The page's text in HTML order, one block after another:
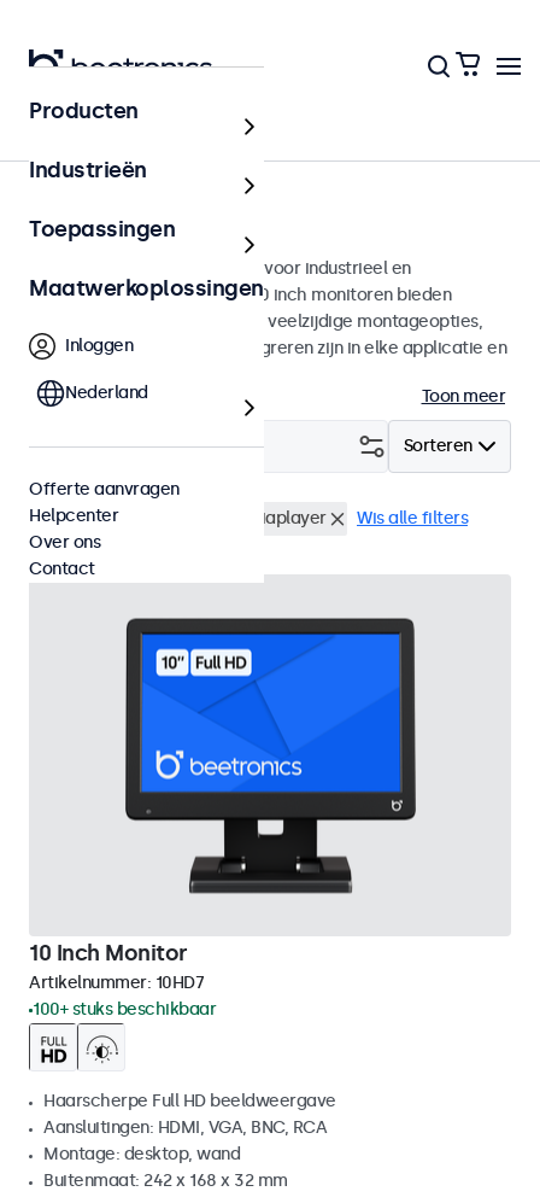
Monitoren
10 inch monitoren
10 inch monitoren ontworpen voor industrieel en
commercieel gebruik. Deze 10 inch monitoren bieden
diverse videoaansluitingen en veelzijdige montageopties,
waarmee ze naadloos te integreren zijn in elke applicatie en
Toon meer
Sorteren
Filter (3)
10 inch monitoren USB mediaplayer Wis alle filters
10 Inch Monitor
Artikelnummer: 10HD7
100+ stuks beschikbaar
Haarscherpe Full HD beeldweergave
Aansluitingen: HDMI, VGA, BNC, RCA
Montage: desktop, wand
Buitenmaat: 242 x 168 x 32 mm
Producten
Industrieën
Toepassingen
Maatwerkoplossingen
Inloggen
Nederland
Offerte aanvragen
Helpcenter
Over ons
Contact